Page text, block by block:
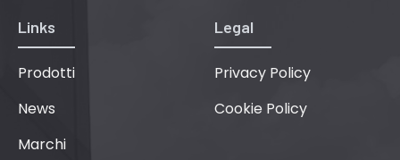
Links
Prodotti
News
Marchi
Legal
Privacy Policy
Cookie Policy